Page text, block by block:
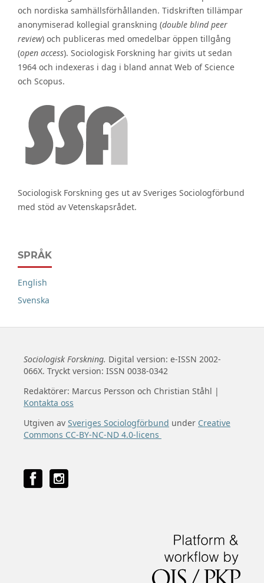
och nordiska samhällsförhållanden. Tidskriften tillämpar
anonymiserad kollegial granskning (double blind peer
review) och publiceras med omedelbar öppen tillgång
(open access). Sociologisk Forskning har givits ut sedan
1964 och indexeras i dag i bland annat Web of Science
och Scopus.
Sociologisk Forskning ges ut av Sveriges Sociologförbund
med stöd av Vetenskapsrådet.
SPRÅK
English
Svenska
Sociologisk Forskning. Digital version: e-ISSN 2002-
066X. Tryckt version: ISSN 0038-0342
Redaktörer: Marcus Persson och Christian Ståhl |
Kontakta oss
Utgiven av Sveriges Sociologförbund under Creative
Commons CC-BY-NC-ND 4.0-licens